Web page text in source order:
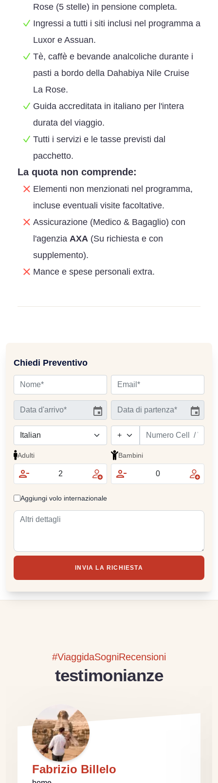
Rose (5 stelle) in pensione completa.
Ingressi a tutti i siti inclusi nel programma a
Luxor e Assuan.
Tè, caffè e bevande analcoliche durante i
pasti a bordo della Dahabiya Nile Cruise
La Rose.
Guida accreditata in italiano per l'intera
durata del viaggio.
Tutti i servizi e le tasse previsti dal
pacchetto.
La quota non comprende:
Elementi non menzionati nel programma,
incluse eventuali visite facoltative.
Assicurazione (Medico & Bagaglio) con
l'agenzia AXA (Su richiesta e con
supplemento).
Mance e spese personali extra.
Chiedi Preventivo
Adulti Bambini
Aggiungi volo internazionale
INVIA LA RICHIESTA
#ViaggidaSogniRecensioni
testimonianze
Fabrizio Billelo